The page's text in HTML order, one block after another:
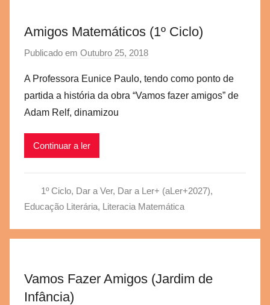
Amigos Matemáticos (1º Ciclo)
Publicado em Outubro 25, 2018
r
a
c
A Professora Eunice Paulo, tendo como ponto de
partida a história da obra “Vamos fazer amigos” de
Adam Relf, dinamizou
Continuar a ler
1º Ciclo, Dar a Ver, Dar a Ler+ (aLer+2027),
Educação Literária, Literacia Matemática
Vamos Fazer Amigos (Jardim de
Infância)